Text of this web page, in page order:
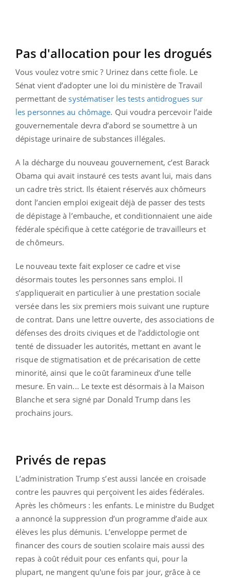
Pas d'allocation pour les drogués
Vous voulez votre smic ? Urinez dans cette fiole. Le
Sénat vient d’adopter une loi du ministère de Travail
permettant de systématiser les tests antidrogues sur
les personnes au chômage. Qui voudra percevoir l’aide
gouvernementale devra d’abord se soumettre à un
dépistage urinaire de substances illégales.
A la décharge du nouveau gouvernement, c’est Barack
Obama qui avait instauré ces tests avant lui, mais dans
un cadre très strict. Ils étaient réservés aux chômeurs
dont l’ancien emploi exigeait déjà de passer des tests
de dépistage à l’embauche, et conditionnaient une aide
fédérale spécifique à cette catégorie de travailleurs et
de chômeurs.
Le nouveau texte fait exploser ce cadre et vise
désormais toutes les personnes sans emploi. Il
s’appliquerait en particulier à une prestation sociale
versée dans les six premiers mois suivant une rupture
de contrat. Dans une lettre ouverte, des associations de
défenses des droits civiques et de l’addictologie ont
tenté de dissuader les autorités, mettant en avant le
risque de stigmatisation et de précarisation de cette
minorité, ainsi que le coût faramineux d’une telle
mesure. En vain... Le texte est désormais à la Maison
Blanche et sera signé par Donald Trump dans les
prochains jours.
Privés de repas
L’administration Trump s’est aussi lancée en croisade
contre les pauvres qui perçoivent les aides fédérales.
Après les chômeurs : les enfants. Le ministre du Budget
a annoncé la suppression d’un programme d’aide aux
élèves les plus démunis. L’enveloppe permet de
financer des cours de soutien scolaire mais aussi des
repas à coût réduit pour ces enfants qui, pour la
plupart, ne mangent qu'une fois par jour, grâce à ce